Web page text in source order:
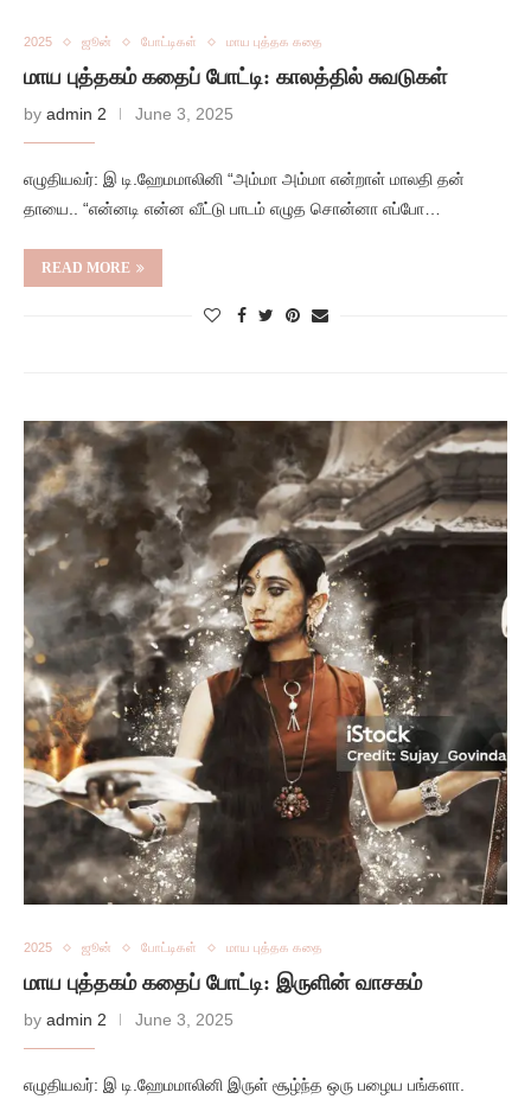
2025 ஜூன் போட்டிகள் மாய புத்தக கதை
மாய புத்தகம் கதைப் போட்டி: காலத்தில் சுவடுகள்
by admin 2 June 3, 2025
எழுதியவர்: இ டி.ஹேமமாலினி “அம்மா அம்மா என்றாள் மாலதி தன்
தாயை.. “என்னடி என்ன வீட்டு பாடம் எழுத சொன்னா எப்போ…
READ MORE
2025 ஜூன் போட்டிகள் மாய புத்தக கதை
மாய புத்தகம் கதைப் போட்டி: இருளின் வாசகம்
by admin 2 June 3, 2025
எழுதியவர்: இ டி.ஹேமமாலினி இருள் சூழ்ந்த ஒரு பழைய பங்களா.